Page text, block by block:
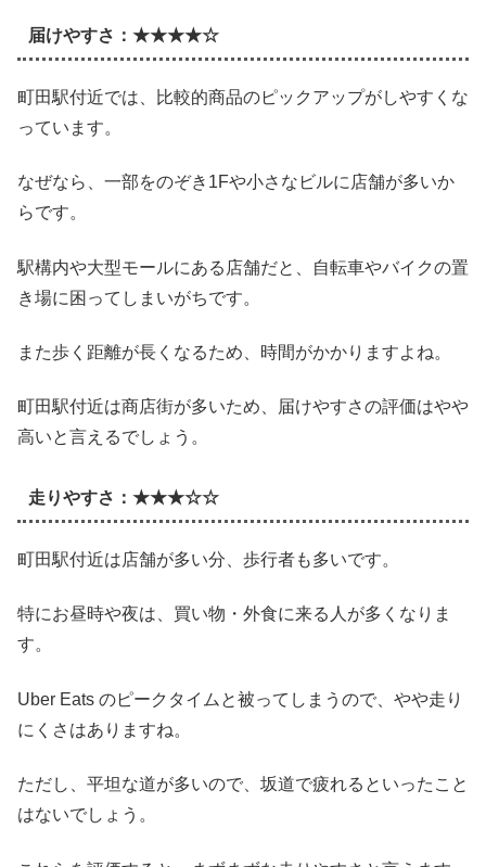
届けやすさ：★★★★☆
町田駅付近では、比較的商品のピックアップがしやすくな
っています。
なぜなら、一部をのぞき1Fや小さなビルに店舗が多いか
らです。
駅構内や大型モールにある店舗だと、自転車やバイクの置
き場に困ってしまいがちです。
また歩く距離が長くなるため、時間がかかりますよね。
町田駅付近は商店街が多いため、届けやすさの評価はやや
高いと言えるでしょう。
走りやすさ：★★★☆☆
町田駅付近は店舗が多い分、歩行者も多いです。
特にお昼時や夜は、買い物・外食に来る人が多くなりま
す。
Uber Eats のピークタイムと被ってしまうので、やや走り
にくさはありますね。
ただし、平坦な道が多いので、坂道で疲れるといったこと
はないでしょう。